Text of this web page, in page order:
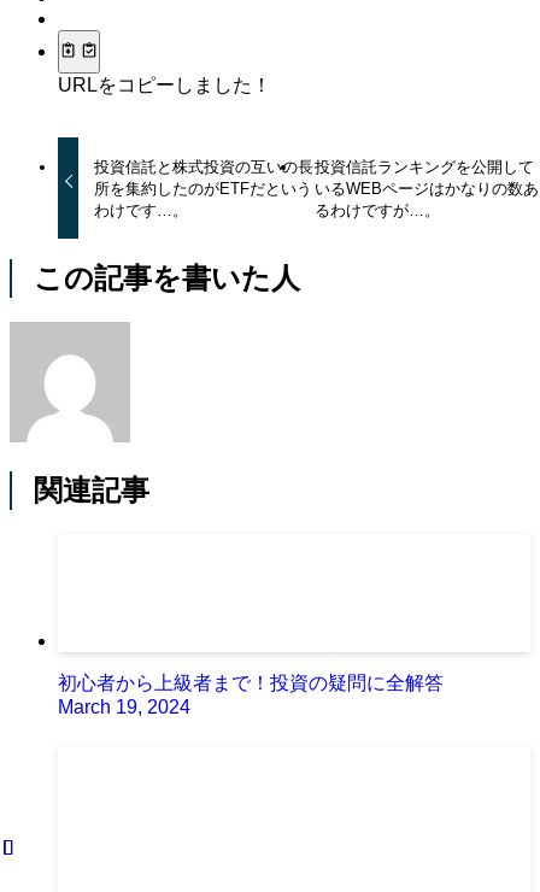
URLをコピーしました！
投資信託と株式投資の互いの長
所を集約したのがETFだという
わけです…。
投資信託ランキングを公開して
いるWEBページはかなりの数あ
るわけですが…。
この記事を書いた人
関連記事
初心者から上級者まで！投資の疑問に全解答
March 19, 2024